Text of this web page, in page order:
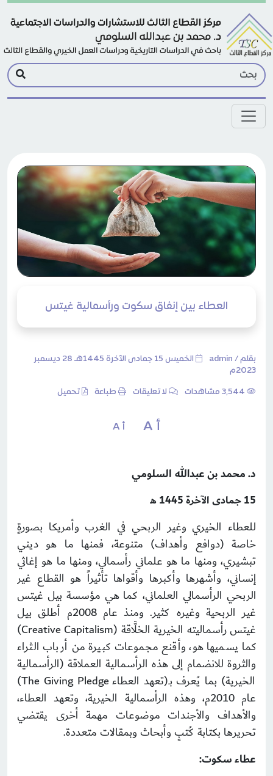
Skip to main content
العطاء بين إنفاق سكوت ورأسمالية غيتس
بقلم / admin
الخميس 15 جمادى الآخرة 1445هـ 28 ديسمبر
2023م
لا تعليقات طباعة تحميل
أ A أ A
د. محمد بن عبدالله السلومي
15 جمادى الآخرة 1445 هـ
للعطاء الخيري وغير الربحي في الغرب وأمريكا بصورةٍ
خاصة (دوافع وأهداف) متنوعة، فمنها ما هو ديني
تبشيري، ومنها ما هو علماني رأسمالي، ومنها ما هو إغاثي
إنساني، وأشهرها وأكبرها وأقواها تأثيراً هو القطاع غير
الربحي الرأسمالي العلماني، كما هي مؤسسة بيل غيتس
غير الربحية وغيره كثير. ومنذ عام 2008م أطلق بيل
غيتس رأسماليته الخيرية الخلَّاقة (Creative Capitalism)
كما يسميها هو، وأقنع مجموعات كبيرة من أرباب الثراء
والثروة للانضمام إلى هذه الرأسمالية العملاقة (الرأسمالية
الخيرية) بما يُعرف بـ(تعهد العطاء The Giving Pledge)
عام 2010م، وهذه الرأسمالية الخيرية، وتعهد العطاء،
والأهداف والأجندات موضوعات مهمة أخرى يقتضي
تحريرها بكتابة كُتبٍ وأبحاث وبمقالات متعددة.
عطاء سكوت: